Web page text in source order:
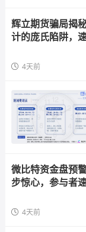
辉立期货骗局揭
计的庞氏陷阱，
4天前
微比特资金盘预
步惊心，参与者
4天前